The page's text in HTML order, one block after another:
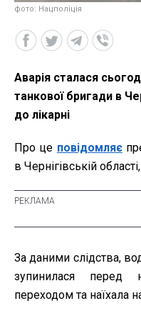
фото: Нацполіція
Аварія сталася
танкової бригади в
до лікарні
Про це повідомляє
в Чернігівській
За даними слідства,
зупинилася перед
переходом та наїхала